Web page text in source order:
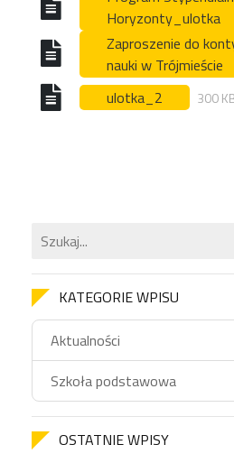
Horyzonty_ulotka
Zaproszenie do
nauki w Trójmieście
ulotka_2 300
KATEGORIE WPISU
Aktualności
Szkoła podstawowa
OSTATNIE WPISY